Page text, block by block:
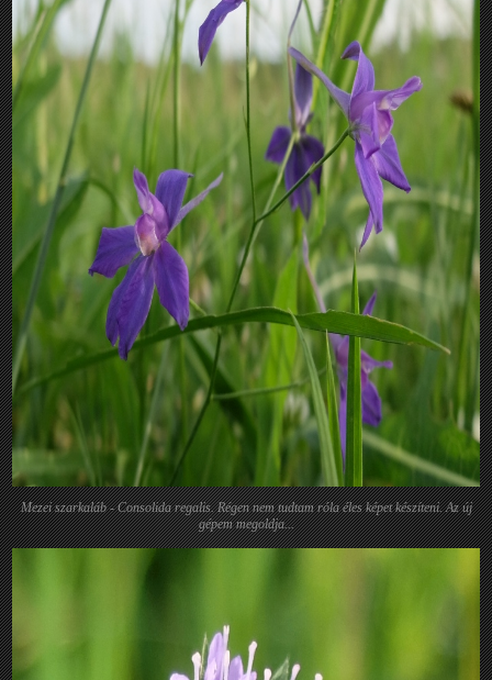
Mezei szarkaláb - Consolida regalis. Régen nem tudtam róla éles képet készíteni. Az új
gépem megoldja...